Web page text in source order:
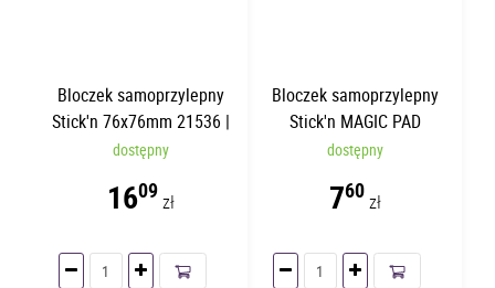
Bloczek samoprzylepny
Stick'n 76x76mm 21536 |
400 kartek
dostępny
1609 zł
Bloczek samoprzylepny
Stick'n MAGIC PAD
76x127mm | 100 kartek
dostępny
760zł